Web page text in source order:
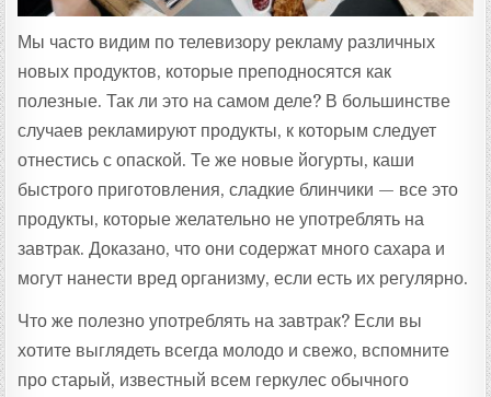
Мы часто видим по телевизору рекламу различных
новых продуктов, которые преподносятся как
полезные. Так ли это на самом деле? В большинстве
случаев рекламируют продукты, к которым следует
отнестись с опаской. Те же новые йогурты, каши
быстрого приготовления, сладкие блинчики — все это
продукты, которые желательно не употреблять на
завтрак. Доказано, что они содержат много сахара и
могут нанести вред организму, если есть их регулярно.
Что же полезно употреблять на завтрак? Если вы
хотите выглядеть всегда молодо и свежо, вспомните
про старый, известный всем геркулес обычного